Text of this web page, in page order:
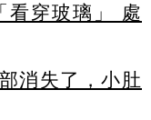
看穿玻璃」 處
消失了，小肚